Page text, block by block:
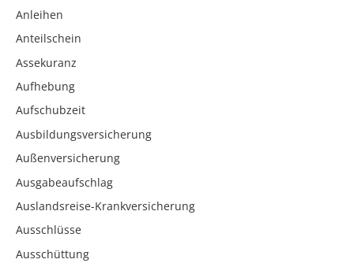
Anleihen
Anteilschein
Assekuranz
Aufhebung
Aufschubzeit
Ausbildungsversicherung
Außenversicherung
Ausgabeaufschlag
Auslandsreise-Krankversicherung
Ausschlüsse
Ausschüttung